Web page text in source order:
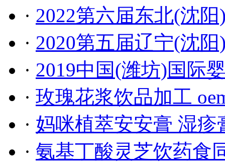
· 2022第六届东北(沈
· 2020第五届辽宁(沈
· 2019中国(潍坊)国际
· 玫瑰花浆饮品加工
· 妈咪植萃安安膏 湿疹
· 氨基丁酸灵芝饮药食